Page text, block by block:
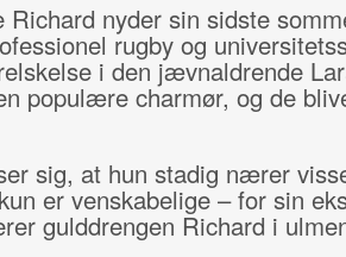
Richard nyder sin sidste
rugby og
i den jævnaldrende
populære charmør, og de
sig, at hun stadig nærer
er venskabelige – for sin
gulddrengen Richard i